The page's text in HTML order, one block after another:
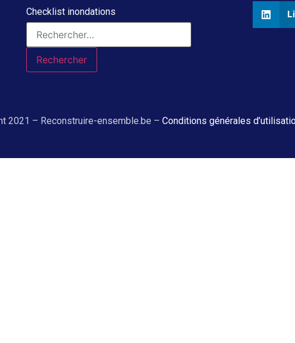
Checklist inondations
2021 – Reconstruire-ensemble.be – Conditions générales